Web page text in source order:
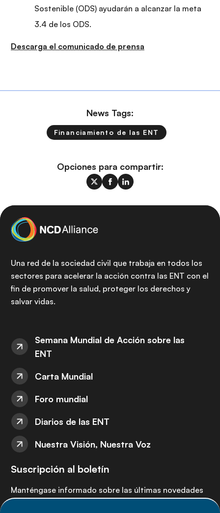
Sostenible (ODS) ayudarán a alcanzar la meta
3.4 de los ODS.
Descarga el comunicado de prensa
News Tags:
Financiamiento de las ENT
Opciones para compartir:
Una red de la sociedad civil que trabaja en todos los
sectores para acelerar la acción contra las ENT con el
fin de promover la salud, proteger los derechos y
salvar vidas.
Semana Mundial de Acción sobre las
ENT
Carta Mundial
Foro mundial
Diarios de las ENT
Nuestra Visión, Nuestra Voz
Suscripción al boletín
Manténgase informado sobre las últimas novedades